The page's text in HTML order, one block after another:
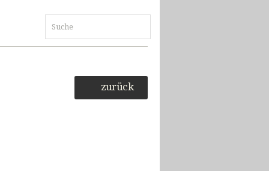
zurück